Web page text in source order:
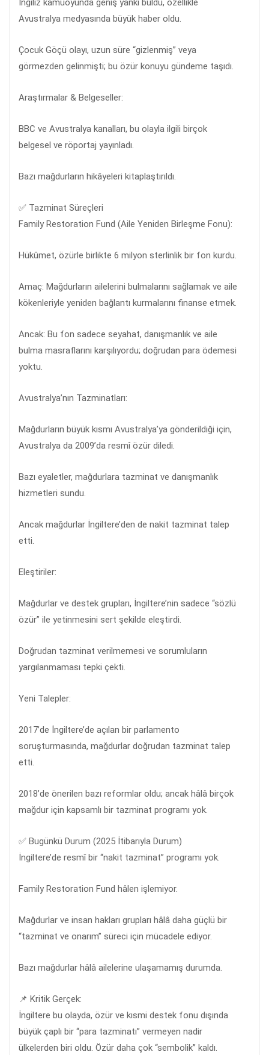
İngiliz kamuoyunda geniş yankı buldu, özellikle
Avustralya medyasında büyük haber oldu.
Çocuk Göçü olayı, uzun süre “gizlenmiş” veya
görmezden gelinmişti; bu özür konuyu gündeme taşıdı.
Araştırmalar & Belgeseller:
BBC ve Avustralya kanalları, bu olayla ilgili birçok
belgesel ve röportaj yayınladı.
Bazı mağdurların hikâyeleri kitaplaştırıldı.
✅ Tazminat Süreçleri
Family Restoration Fund (Aile Yeniden Birleşme Fonu):
Hükûmet, özürle birlikte 6 milyon sterlinlik bir fon kurdu.
Amaç: Mağdurların ailelerini bulmalarını sağlamak ve aile
kökenleriyle yeniden bağlantı kurmalarını finanse etmek.
Ancak: Bu fon sadece seyahat, danışmanlık ve aile
bulma masraflarını karşılıyordu; doğrudan para ödemesi
yoktu.
Avustralya’nın Tazminatları:
Mağdurların büyük kısmı Avustralya’ya gönderildiği için,
Avustralya da 2009’da resmî özür diledi.
Bazı eyaletler, mağdurlara tazminat ve danışmanlık
hizmetleri sundu.
Ancak mağdurlar İngiltere’den de nakit tazminat talep
etti.
Eleştiriler:
Mağdurlar ve destek grupları, İngiltere’nin sadece “sözlü
özür” ile yetinmesini sert şekilde eleştirdi.
Doğrudan tazminat verilmemesi ve sorumluların
yargılanmaması tepki çekti.
Yeni Talepler:
2017’de İngiltere’de açılan bir parlamento
soruşturmasında, mağdurlar doğrudan tazminat talep
etti.
2018’de önerilen bazı reformlar oldu; ancak hâlâ birçok
mağdur için kapsamlı bir tazminat programı yok.
✅ Bugünkü Durum (2025 İtibarıyla Durum)
İngiltere’de resmî bir “nakit tazminat” programı yok.
Family Restoration Fund hâlen işlemiyor.
Mağdurlar ve insan hakları grupları hâlâ daha güçlü bir
“tazminat ve onarım” süreci için mücadele ediyor.
Bazı mağdurlar hâlâ ailelerine ulaşamamış durumda.
📌 Kritik Gerçek:
İngiltere bu olayda, özür ve kısmi destek fonu dışında
büyük çaplı bir “para tazminatı” vermeyen nadir
ülkelerden biri oldu. Özür daha çok “sembolik” kaldı.